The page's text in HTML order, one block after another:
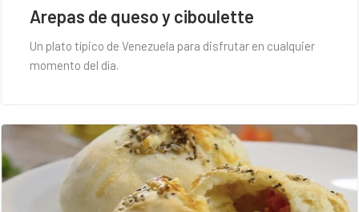
Arepas de queso y ciboulette
Un plato típico de Venezuela para disfrutar en cualquier
momento del día.